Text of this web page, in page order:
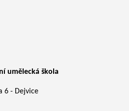
umělecká škola
6 - Dejvice